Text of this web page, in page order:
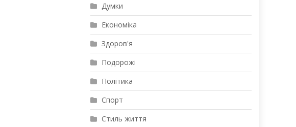
Думки
Економіка
Здоров'я
Подорожі
Політика
Спорт
Стиль життя